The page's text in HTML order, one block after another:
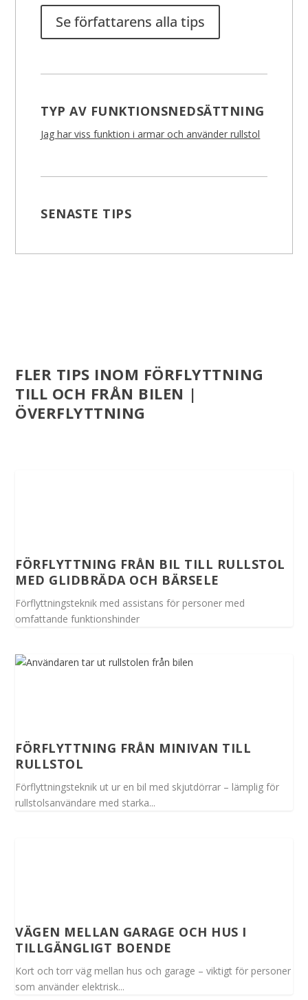
Se författarens alla tips
TYP AV FUNKTIONSNEDSÄTTNING
Jag har viss funktion i armar och använder rullstol
SENASTE TIPS
FLER TIPS INOM FÖRFLYTTNING
TILL OCH FRÅN BILEN |
ÖVERFLYTTNING
FÖRFLYTTNING FRÅN BIL TILL RULLSTOL
MED GLIDBRÄDA OCH BÄRSELE
Förflyttningsteknik med assistans för personer med
omfattande funktionshinder
FÖRFLYTTNING FRÅN MINIVAN TILL
RULLSTOL
Förflyttningsteknik ut ur en bil med skjutdörrar – lämplig för
rullstolsanvändare med starka...
VÄGEN MELLAN GARAGE OCH HUS I
TILLGÄNGLIGT BOENDE
Kort och torr väg mellan hus och garage – viktigt för personer
som använder elektrisk...